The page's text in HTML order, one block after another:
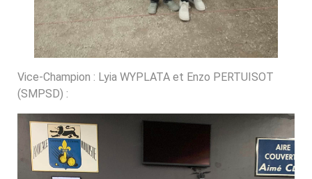
Vice-Champion : Lyia WYPLATA et Enzo PERTUISOT
(SMPSD) :